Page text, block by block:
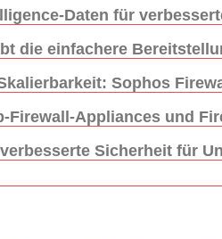
Daten für
die einfachere
Sophos
Firewall-Appliances und
Sicherheit für